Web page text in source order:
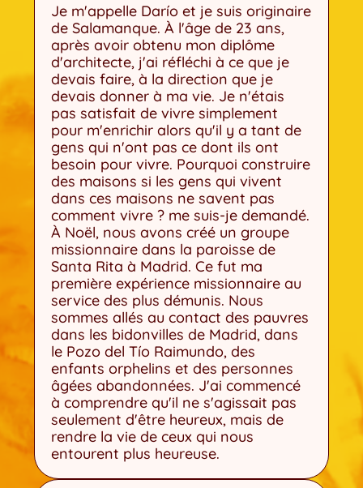
Je m'appelle Darío et je suis originaire
de Salamanque. À l'âge de 23 ans,
après avoir obtenu mon diplôme
d'architecte, j'ai réfléchi à ce que je
devais faire, à la direction que je
devais donner à ma vie. Je n'étais
pas satisfait de vivre simplement
pour m'enrichir alors qu'il y a tant de
gens qui n'ont pas ce dont ils ont
besoin pour vivre. Pourquoi construire
des maisons si les gens qui vivent
dans ces maisons ne savent pas
comment vivre ? me suis-je demandé.
À Noël, nous avons créé un groupe
missionnaire dans la paroisse de
Santa Rita à Madrid. Ce fut ma
première expérience missionnaire au
service des plus démunis. Nous
sommes allés au contact des pauvres
dans les bidonvilles de Madrid, dans
le Pozo del Tío Raimundo, des
enfants orphelins et des personnes
âgées abandonnées. J'ai commencé
à comprendre qu'il ne s'agissait pas
seulement d'être heureux, mais de
rendre la vie de ceux qui nous
entourent plus heureuse.